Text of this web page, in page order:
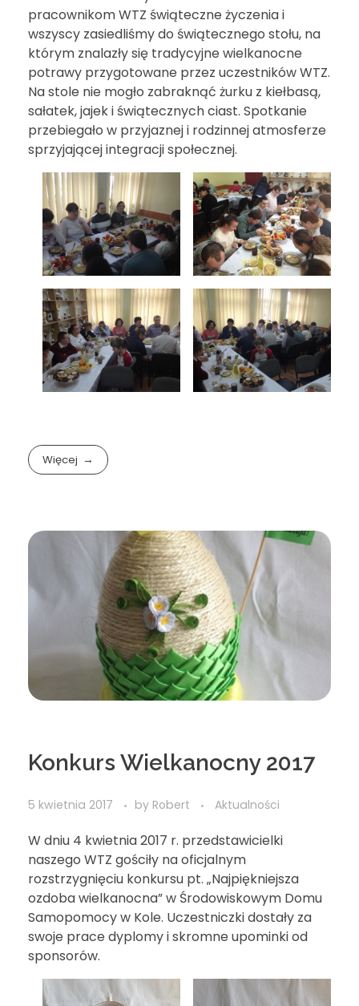
pracownikom WTZ świąteczne życzenia i
wszyscy zasiedliśmy do świątecznego stołu, na
którym znalazły się tradycyjne wielkanocne
potrawy przygotowane przez uczestników WTZ.
Na stole nie mogło zabraknąć żurku z kiełbasą,
sałatek, jajek i świątecznych ciast. Spotkanie
przebiegało w przyjaznej i rodzinnej atmosferze
sprzyjającej integracji społecznej.
Więcej
Konkurs Wielkanocny 2017
5 kwietnia 2017 by Robert Aktualności
W dniu 4 kwietnia 2017 r. przedstawicielki
naszego WTZ gościły na oficjalnym
rozstrzygnięciu konkursu pt. „Najpiękniejsza
ozdoba wielkanocna” w Środowiskowym Domu
Samopomocy w Kole. Uczestniczki dostały za
swoje prace dyplomy i skromne upominki od
sponsorów.